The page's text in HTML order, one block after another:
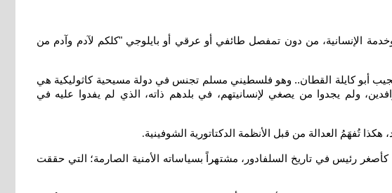
الإنسانية، من دون تمفصل طائفي أو عرقي أو بايلوجي "كلكم لآدم وآدم من
نجيب أبو كايلة القطان.. وهو فلسطيني مسلم تجنس في دولة مسيحية كاثوليكية هي
بينما الكورد الفيليين يمتد تاريخهم الى 7000 سنة في بلاد وادي الرافدين، ولم يجدوا من يصغي لإنسانيتهم، في بلدهم ذاته، الذي لم يفدوا عليه في
تُفهَمُ العدالة من قبل الأنظمة الدكتاتورية الشوفينية.
من أصول فلسطينية.. مدينة بيت لحم، يرأس البلاد منذ 1 تموز 2019 كأصغر رئيس في تاريخ السلفادور، مشتهراً بسياساته الأمنية الصارمة؛ التي حققت